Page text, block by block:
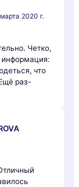
2020 г.
Четко,
информация:
что
раз-